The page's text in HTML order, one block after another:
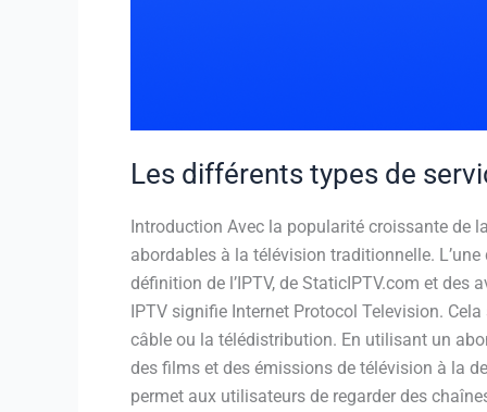
Les différents types de
Introduction Avec la popularité croissante de
abordables à la télévision traditionnelle.
définition de l’IPTV, de StaticIPTV.com et
IPTV signifie Internet Protocol Television.
câble ou la télédistribution. En utilisant un
des films et des émissions de télévision à la
permet aux utilisateurs de regarder des